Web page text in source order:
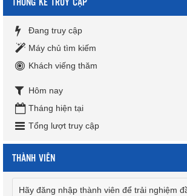
Đang truy cập
Máy chủ tìm kiếm
Khách viếng thăm
Hôm nay
Tháng hiện tại
Tổng lượt truy cập
THÀNH VIÊN
Hãy đăng nhập thành viên để trải nghiệm